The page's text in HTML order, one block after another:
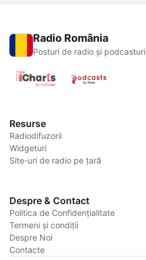
Radio România
Posturi de radio și podcasturi
Resurse
Radiodifuzorii
Widgeturi
Site-uri de radio pe țară
Despre & Contact
Politica de Confidențialitate
Termeni și condiții
Despre Noi
Contacte